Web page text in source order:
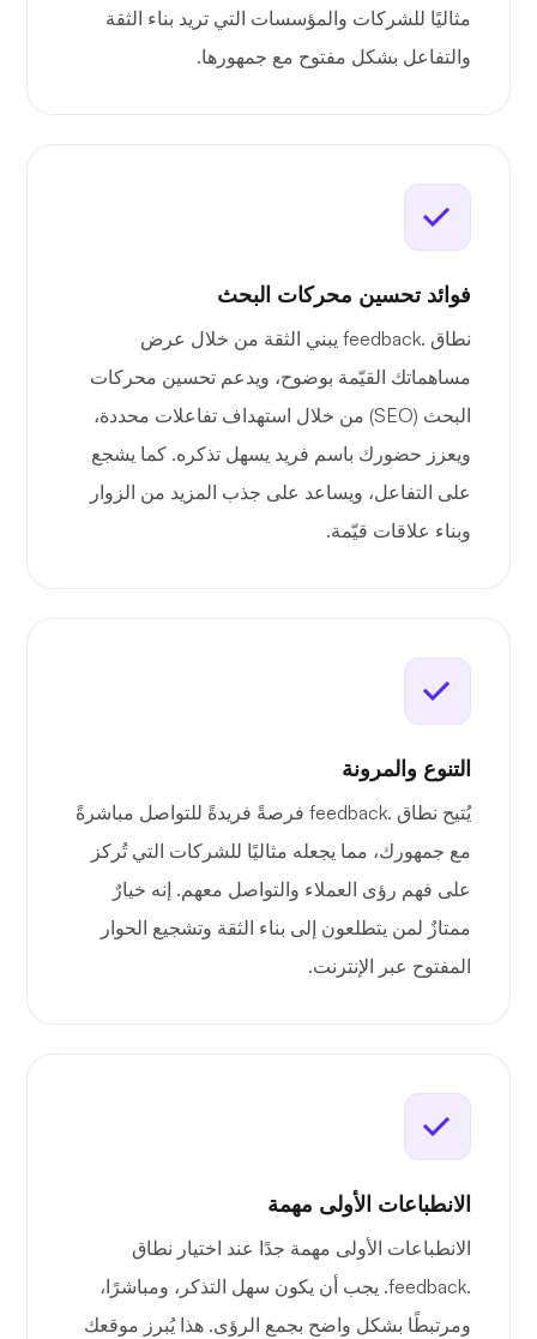
مثاليًا للشركات والمؤسسات التي تريد بناء الثقة
والتفاعل بشكل مفتوح مع جمهورها.
فوائد تحسين محركات البحث
نطاق .feedback يبني الثقة من خلال عرض
مساهماتك القيّمة بوضوح، ويدعم تحسين محركات
البحث (SEO) من خلال استهداف تفاعلات محددة،
ويعزز حضورك باسم فريد يسهل تذكره. كما يشجع
على التفاعل، ويساعد على جذب المزيد من الزوار
وبناء علاقات قيّمة.
التنوع والمرونة
يُتيح نطاق .feedback فرصةً فريدةً للتواصل مباشرةً
مع جمهورك، مما يجعله مثاليًا للشركات التي تُركز
على فهم رؤى العملاء والتواصل معهم. إنه خيارٌ
ممتازٌ لمن يتطلعون إلى بناء الثقة وتشجيع الحوار
المفتوح عبر الإنترنت.
الانطباعات الأولى مهمة
الانطباعات الأولى مهمة جدًا عند اختيار نطاق
.feedback. يجب أن يكون سهل التذكر، ومباشرًا،
ومرتبطًا بشكل واضح بجمع الرؤى. هذا يُبرز موقعك